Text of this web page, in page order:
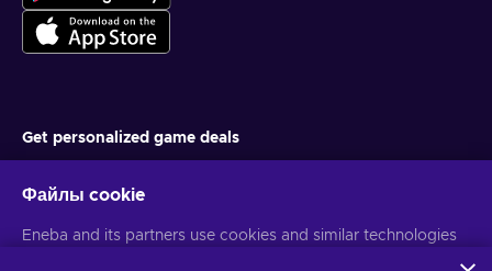
Get personalized game deals
information
Файлы cookie
Eneba and its partners use cookies and similar technologies